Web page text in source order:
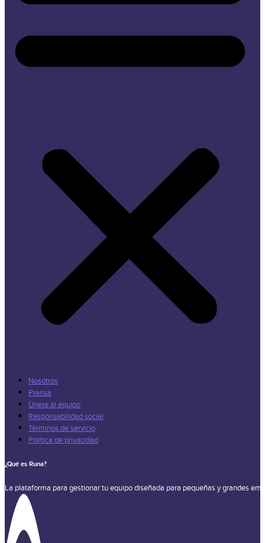
Nosotros
Prensa
Únete al equipo
Responsabilidad social
Términos de servicio
Política de privacidad
¿Qué es Runa?
La plataforma para gestionar tu equipo diseñada para pequeñas y grandes